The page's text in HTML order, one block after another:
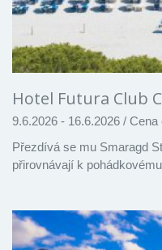
Hotel Futura Club
9.6.2026 - 16.6.2026 / Cena
Přezdívá se mu Smaragd
přirovnávají k